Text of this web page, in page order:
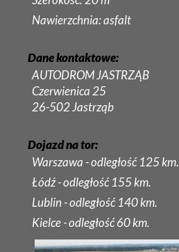
Nawierzchnia: asfalt
Dane kontaktowe:
AUTODROM JASTRZĄB
Czerwienica 25
26-502 Jastrząb
Dojazd na tor:
Warszawa - odległość 125 km.
Łódź - odległość 155 km.
Lublin - odległość 140 km.
Kielce - odległość 60 km.